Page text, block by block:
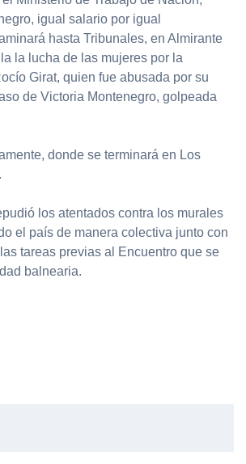
igual salario por igual
hasta Tribunales, en Almirante
la lucha de las mujeres por la
Girat, quien fue abusada por su
de Victoria Montenegro, golpeada
donde se terminará en Los
los atentados contra los murales
el país de manera colectiva junto con
tareas previas al Encuentro que se
balnearia.